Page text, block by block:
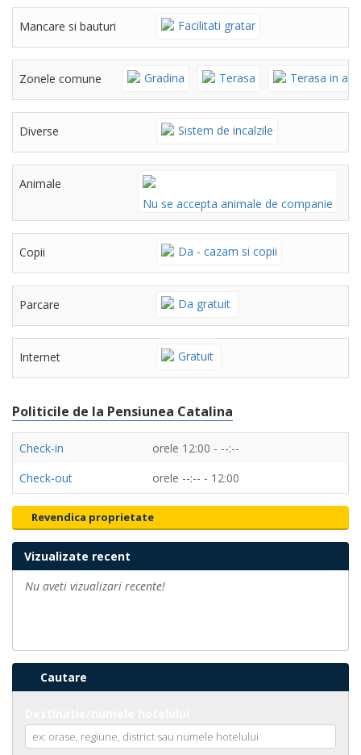
Mancare si bauturi Facilitati gratar
Zonele comune Gradina Terasa Terasa in
Diverse Sistem de incalzile
Animale
Nu se accepta animale de companie
Copii Da - cazam si copii
Parcare Da gratuit
Internet Gratuit
Politicile de la Pensiunea Catalina
Check-in
orele 12:00 - --:--
Check-out
orele --:-- - 12:00
Revendica proprietate
Vizualizate recent
Nu aveti vizualizari recente!
Cautare